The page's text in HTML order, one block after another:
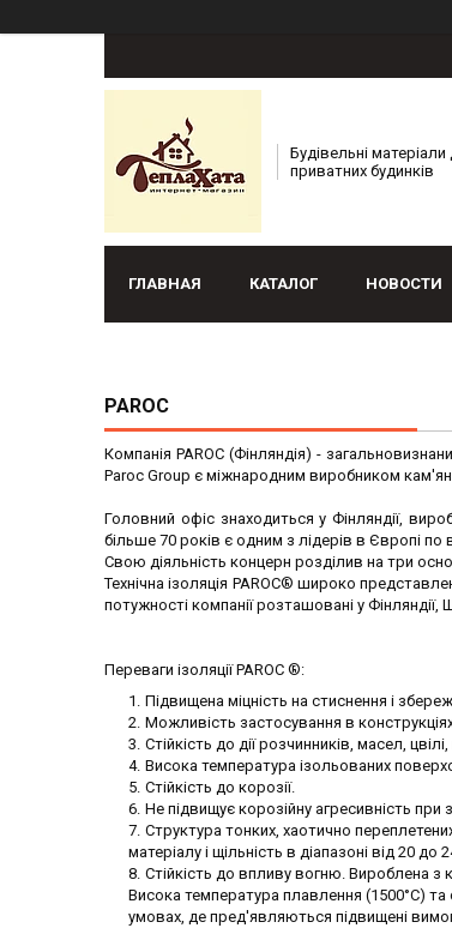
Будівельні матеріали
приватних будинків
ГЛАВНАЯ КАТАЛОГ НОВОСТИ
PAROC
Компанія PAROC (Фінляндія) -
Paroc Group є міжнародним виробником
Головний офіс знаходиться у Фінляндії,
більше 70 років є одним з лідерів в Європі по
Свою діяльність концерн розділив на три
Технічна ізоляція PAROC® широко
потужності компанії розташовані у Фінляндії,
Переваги ізоляції PAROC ®:
Підвищена міцність на стиснення і
Можливість застосування в
Стійкість до дії розчинників, масел,
Висока температура ізольованих
Стійкість до корозії.
Не підвищує корозійну агресивність при
Структура тонких, хаотично
матеріалу і щільність в діапазоні від 20 до
Стійкість до впливу вогню. Вироблена з
Висока температура плавлення (1500°С)
умовах, де пред'являються підвищені